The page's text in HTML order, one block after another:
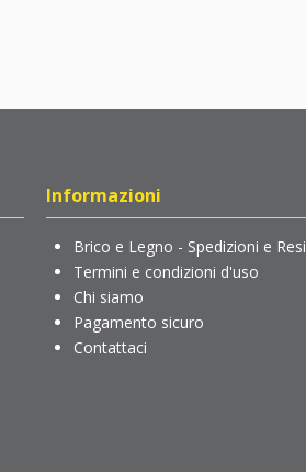
Informazioni
Brico e Legno - Spedizioni e Resi
Termini e condizioni d'uso
Chi siamo
Pagamento sicuro
Contattaci